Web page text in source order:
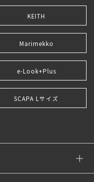
KEITH
Marimekko
e-Look+Plus
SCAPA Lサイズ